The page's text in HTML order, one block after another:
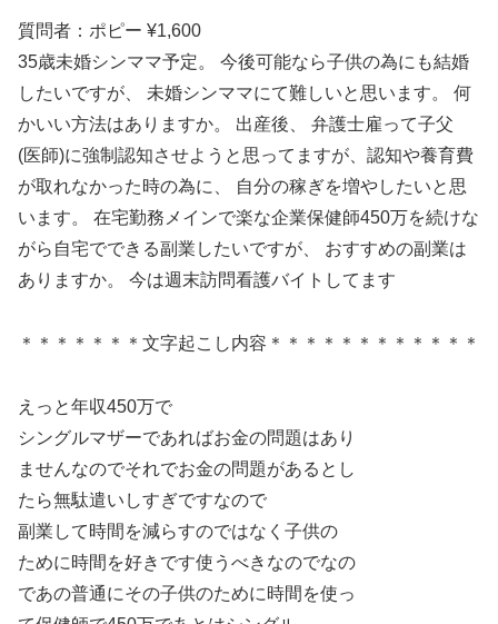
質問者：ポピー ¥1,600
35歳未婚シンママ予定。 今後可能なら子供の為にも結婚
したいですが、 未婚シンママにて難しいと思います。 何
かいい方法はありますか。 出産後、 弁護士雇って子父
(医師)に強制認知させようと思ってますが、認知や養育費
が取れなかった時の為に、 自分の稼ぎを増やしたいと思
います。 在宅勤務メインで楽な企業保健師450万を続けな
がら自宅でできる副業したいですが、 おすすめの副業は
ありますか。 今は週末訪問看護バイトしてます
＊＊＊＊＊＊＊文字起こし内容＊＊＊＊＊＊＊＊＊＊＊＊
えっと年収450万で
シングルマザーであればお金の問題はあり
ませんなのでそれでお金の問題があるとし
たら無駄遣いしすぎですなので
副業して時間を減らすのではなく子供の
ために時間を好きです使うべきなのでなの
であの普通にその子供のために時間を使っ